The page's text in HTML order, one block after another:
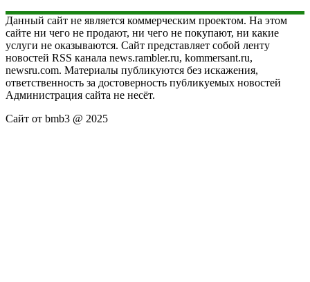
Данный сайт не является коммерческим проектом. На этом
сайте ни чего не продают, ни чего не покупают, ни какие
услуги не оказываются. Сайт представляет собой ленту
новостей RSS канала news.rambler.ru, kommersant.ru,
newsru.com. Материалы публикуются без искажения,
ответственность за достоверность публикуемых новостей
Администрация сайта не несёт.
Сайт от bmb3 @ 2025